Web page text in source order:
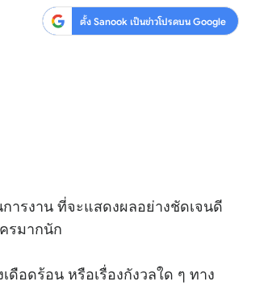
เที่ยว-กิน
Tasteful Thailand
WeTV
ตั้ง Sanook เป็นข่าวโปรดบน Google
ารงาน ที่จะแสดงผลอย่างชัดเจนดี
รมากนัก
อดร้อน หรือเรื่องกังวลใด ๆ ทาง